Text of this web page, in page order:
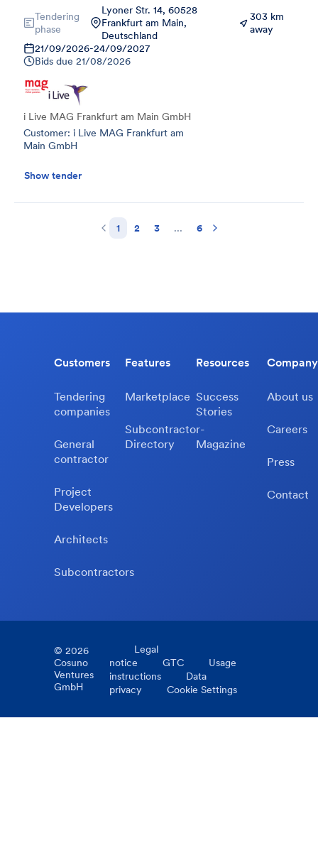
Tendering
phase
Lyoner Str. 14, 60528
Frankfurt am Main,
Deutschland
303 km
away
21/09/2026-24/09/2027
Bids due 21/08/2026
i Live MAG Frankfurt am Main GmbH
Customer: i Live MAG Frankfurt am
Main GmbH
Show tender
1 2 3 ... 6
Customers
Tendering
companies
General
contractor
Project
Developers
Architects
Subcontractors
Features
Marketplace
Subcontractor-
Directory
Resources
Success
Stories
Magazine
Company
About us
Careers
Press
Contact
© 2026
Cosuno
Ventures
GmbH
Legal
notice
GTC
Usage
instructions
Data
privacy
Cookie Settings